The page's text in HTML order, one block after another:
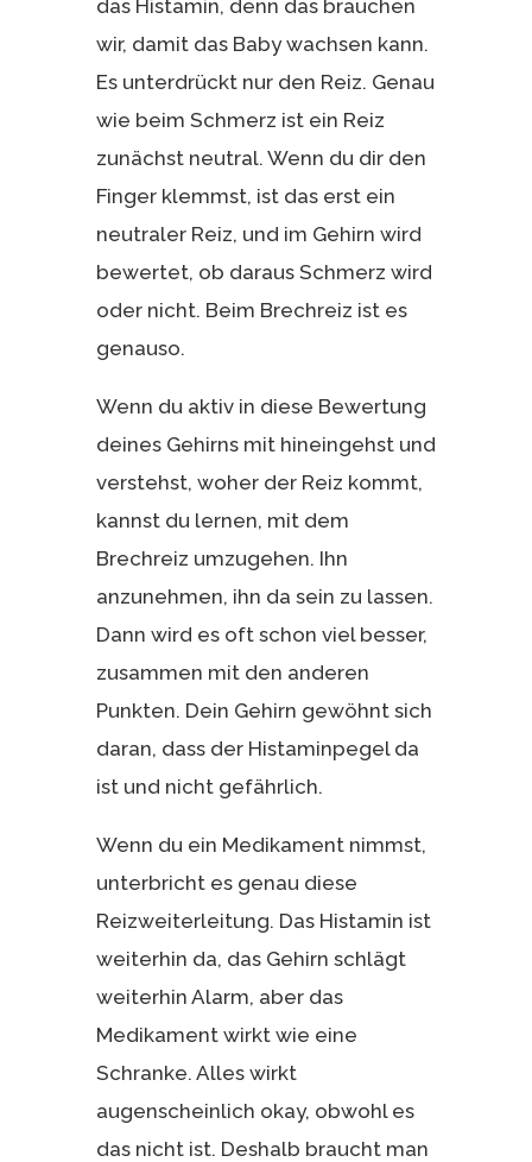
das Histamin, denn das brauchen
wir, damit das Baby wachsen kann.
Es unterdrückt nur den Reiz. Genau
wie beim Schmerz ist ein Reiz
zunächst neutral. Wenn du dir den
Finger klemmst, ist das erst ein
neutraler Reiz, und im Gehirn wird
bewertet, ob daraus Schmerz wird
oder nicht. Beim Brechreiz ist es
genauso.
Wenn du aktiv in diese Bewertung
deines Gehirns mit hineingehst und
verstehst, woher der Reiz kommt,
kannst du lernen, mit dem
Brechreiz umzugehen. Ihn
anzunehmen, ihn da sein zu lassen.
Dann wird es oft schon viel besser,
zusammen mit den anderen
Punkten. Dein Gehirn gewöhnt sich
daran, dass der Histaminpegel da
ist und nicht gefährlich.
Wenn du ein Medikament nimmst,
unterbricht es genau diese
Reizweiterleitung. Das Histamin ist
weiterhin da, das Gehirn schlägt
weiterhin Alarm, aber das
Medikament wirkt wie eine
Schranke. Alles wirkt
augenscheinlich okay, obwohl es
das nicht ist. Deshalb braucht man